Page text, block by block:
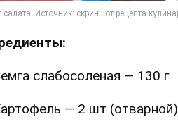
слабосоленая — 130 г
— 2 шт (отварной)